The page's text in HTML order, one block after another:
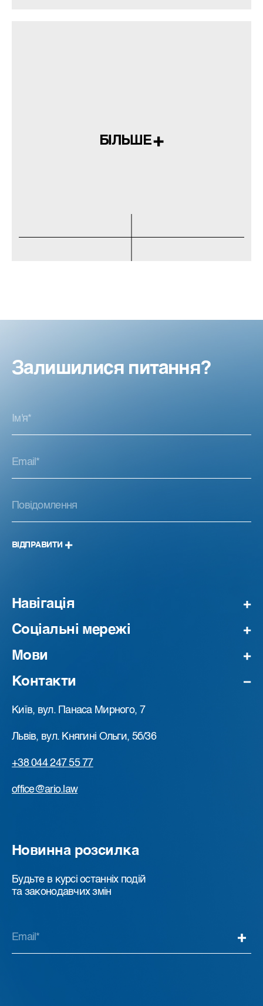
БІЛЬШЕ
Залишилися питання?
ВІДПРАВИТИ
Навігація
Соціальні мережі
Мови
Контакти
Київ, вул. Панаса Мирного, 7
Львів, вул. Княгині Ольги, 5б/36
+38 044 247 55 77
office@ario.law
Новинна розсилка
Будьте в курсі останніх подій
та законодавчих змін